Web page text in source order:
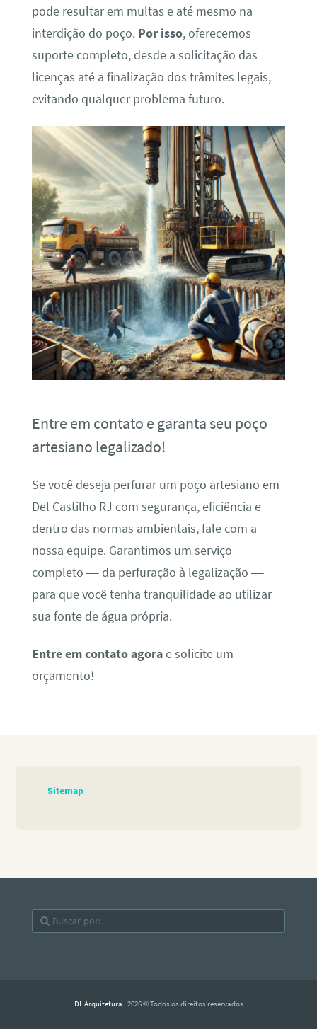
pode resultar em multas e até mesmo na
interdição do poço. Por isso, oferecemos
suporte completo, desde a solicitação das
licenças até a finalização dos trâmites legais,
evitando qualquer problema futuro.
Entre em contato e garanta seu poço
artesiano legalizado!
Se você deseja perfurar um poço artesiano em
Del Castilho RJ com segurança, eficiência e
dentro das normas ambientais, fale com a
nossa equipe. Garantimos um serviço
completo — da perfuração à legalização —
para que você tenha tranquilidade ao utilizar
sua fonte de água própria.
Entre em contato agorae solicite um
orçamento!
Sitemap
DL Arquitetura · 2026 © Todos os direitos reservados